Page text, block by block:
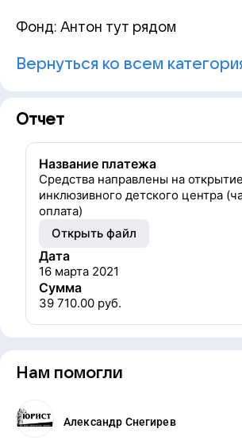
Фонд: Антон тут рядом
Вернуться ко всем
Отчет
Название платежа
Средства направлены на открытие
инклюзивного детского центра
оплата)
Открыть файл
Дата
16 марта 2021
Сумма
39 710.00 руб.
Нам помогли
Александр Снегирев